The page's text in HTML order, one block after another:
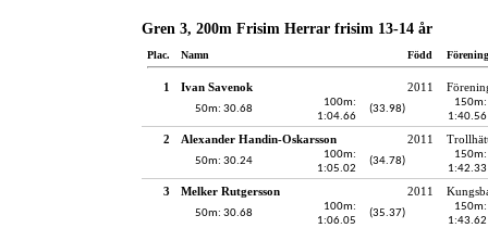
Gren 3, 200m Frisim Herrar frisim 13-14 år
Plac. Namn Född Förening
1 Ivan Savenok 2011
50m: 30.68
100m:
1:04.66
(33.98)
150m:
1:40.56
2 Alexander Handin-Oskarsson 2011
50m: 30.24
100m:
1:05.02
(34.78)
150m:
1:42.33
3 Melker Rutgersson 2011
50m: 30.68
100m:
1:06.05
(35.37)
150m:
1:43.62